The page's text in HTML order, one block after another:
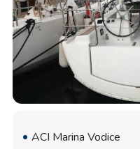
ACI Marina Vodice